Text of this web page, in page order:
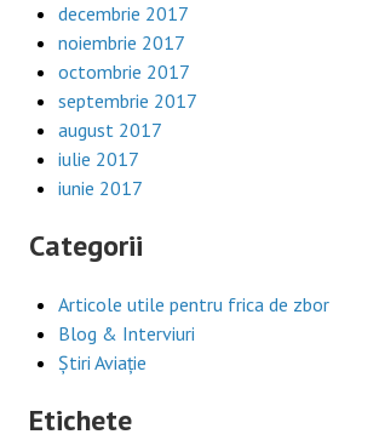
decembrie 2017
noiembrie 2017
octombrie 2017
septembrie 2017
august 2017
iulie 2017
iunie 2017
Categorii
Articole utile pentru frica de zbor
Blog & Interviuri
Știri Aviație
Etichete